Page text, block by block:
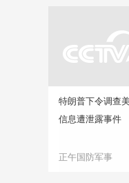
特朗普下令调查
信息遭泄露事件
正午国防军事